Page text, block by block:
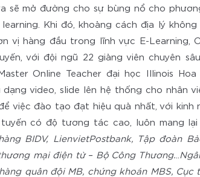
sẽ mở đường cho sự bùng nổ cho
Khi đó, khoảng cách địa lý không
vị hàng đầu trong lĩnh vực E-Learning,
với đội ngũ 22 giảng viên chuyên
Online Teacher đại học Illinois Hoa
video, slide lên hệ thống cho nhân
việc đào tạo đạt hiệu quả nhất, với kinh
có độ tương tác cao, luôn mang lại
BIDV, LienvietPostbank, Tập đoàn
mại điện tử – Bộ Công Thương.
quân đội MB, chứng khoán MBS, Cục